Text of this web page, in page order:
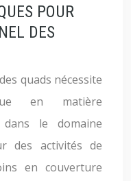
POUR
DES
quads nécessite
en matière
dans le domaine
des activités de
en couverture